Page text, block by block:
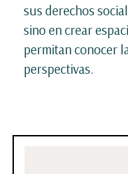
sus derechos
sino en crear
permitan conocer
perspectivas.